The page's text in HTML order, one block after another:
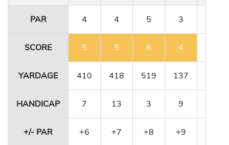
PAR 4 4 5 3
SCORE 5 5 6 4
YARDAGE 410 418 519 137
HANDICAP 7 13 3 9
+/- PAR +6 +7 +8 +9